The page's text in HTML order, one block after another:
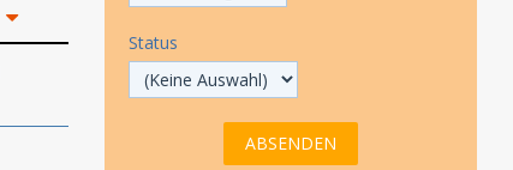
Status